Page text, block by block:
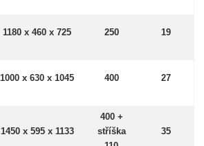
1180 x 460 x 725 250 19
1000 x 630 x 1045 400 27
1450 x 595 x 1133
400 +
stříška
35